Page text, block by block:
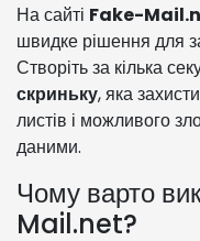
На сайті Fake-
швидке рішення для
Створіть за кілька
скриньку, яка
листів і можливого
даними.
Чому варто
Mail.net?